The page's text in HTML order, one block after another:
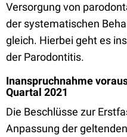
Versorgung von
der systematischen
gleich. Hierbei geht es
der Parodontitis.
Inanspruchnahme
Quartal 2021
Die Beschlüsse zur
Anpassung der